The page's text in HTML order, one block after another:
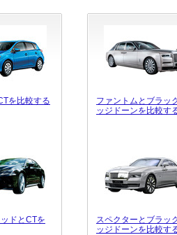
を比較する
ドとCTを
ファントムとブラッ
ッジドーンを比較す
スペクターとブラッ
ッジドーンを比較す